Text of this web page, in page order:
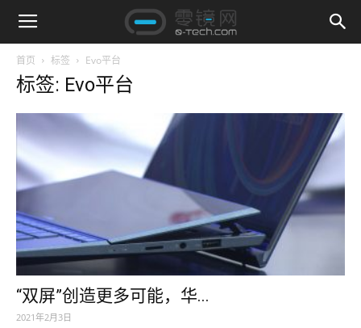
首页 标签 Evo平台
标签: Evo平台
“双屏”创造更多可能，华...
2021年2月3日